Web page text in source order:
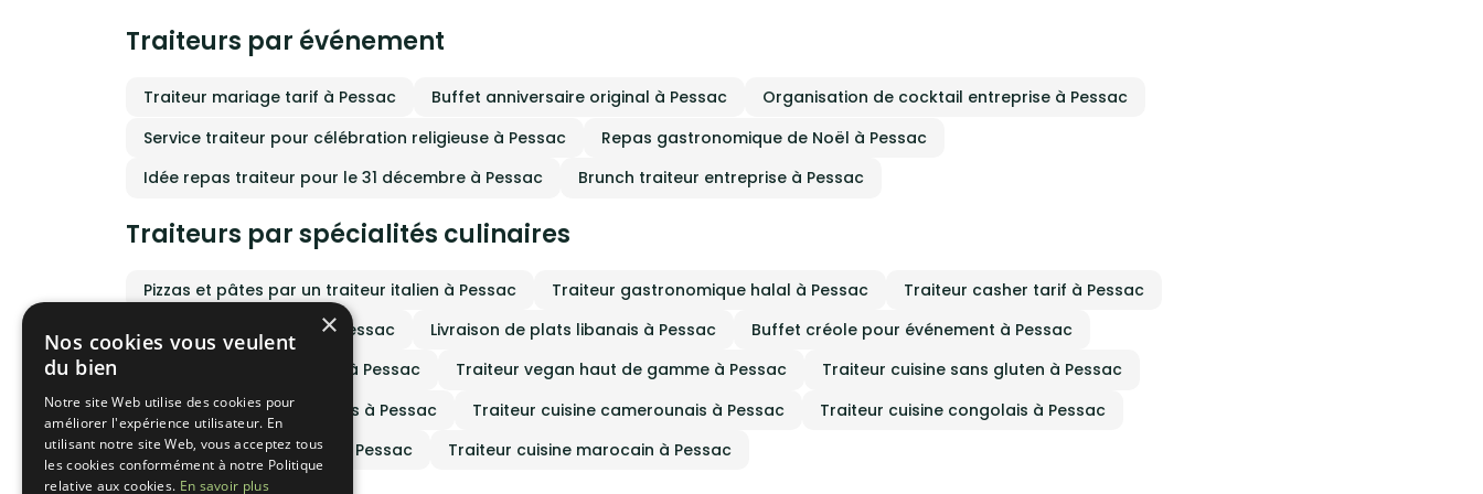
culinaire idéale : buffet, cocktail dînatoire
nous, la recette est simple : des produits
de qualité, une équipe passionnée, et
surtout beaucoup de chaleur humaine. On
cuisine pour toi comme pour nos proches
Traiteurs par événement
Traiteur mariage tarif à Pessac Buffet anniversaire original à Pessac
Organisation de cocktail entreprise à Pessac
Service traiteur pour célébration religieuse à Pessac
Repas gastronomique de Noël à Pessac
Idée repas traiteur pour le 31 décembre à Pessac
Brunch traiteur entreprise à Pessac
Traiteurs par spécialités culinaires
Pizzas et pâtes par un traiteur italien à Pessac Traiteur gastronomique halal à Pessac
Traiteur casher tarif à Pessac
Menu traiteur africain à Pessac
Livraison de plats libanais à Pessac
Buffet créole pour événement à Pessac
Menu traiteur vegetarien à Pessac
Traiteur vegan haut de gamme à Pessac
Traiteur cuisine sans gluten à Pessac
Traiteur cuisine sénégalais à Pessac
Traiteur cuisine camerounais à Pessac
Traiteur cuisine congolais à Pessac
Traiteur cuisine nigérien à Pessac
Traiteur cuisine marocain à Pessac
×
Nos cookies vous veulent
du bien
Notre site Web utilise des cookies pour
améliorer l'expérience utilisateur. En
utilisant notre site Web, vous acceptez tous
les cookies conformément à notre Politique
relative aux cookies. En savoir plus